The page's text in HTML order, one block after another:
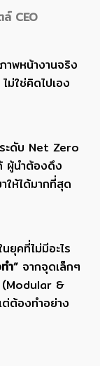
CEO
พหน้างานจริง
ม่ใช่คิดไปเอง
ดับ Net Zero
ผู้นำต้องดึง
ให้ได้มากที่สุด
ยุคที่ไม่มีอะไร
ำ”จากจุดเล็กๆ
&
ต้องทำอย่าง